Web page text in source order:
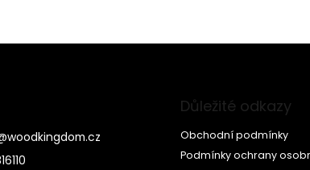
woodkingdom.cz
Důležité odkazy
Obchodní podmínky
Podmínky ochrany